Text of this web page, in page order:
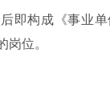
即构成《事业
岗位。